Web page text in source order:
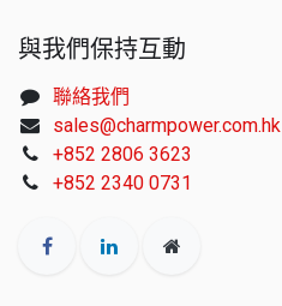
與我們保持互動
聯絡我們
sales@charmpower.com.hk
+852 2806 3623
+852 2340 0731